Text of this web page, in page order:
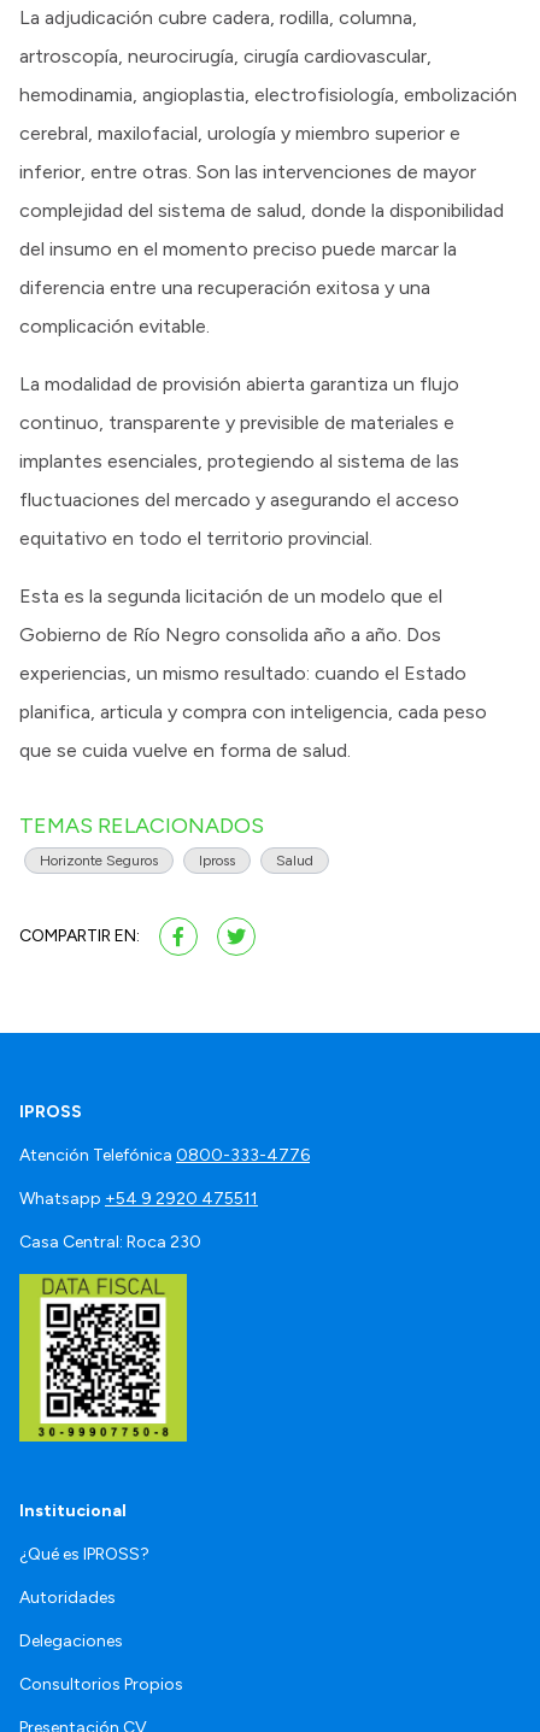
La adjudicación cubre cadera, rodilla, columna,
artroscopía, neurocirugía, cirugía cardiovascular,
hemodinamia, angioplastia, electrofisiología, embolización
cerebral, maxilofacial, urología y miembro superior e
inferior, entre otras. Son las intervenciones de mayor
complejidad del sistema de salud, donde la disponibilidad
del insumo en el momento preciso puede marcar la
diferencia entre una recuperación exitosa y una
complicación evitable.
La modalidad de provisión abierta garantiza un flujo
continuo, transparente y previsible de materiales e
implantes esenciales, protegiendo al sistema de las
fluctuaciones del mercado y asegurando el acceso
equitativo en todo el territorio provincial.
Esta es la segunda licitación de un modelo que el
Gobierno de Río Negro consolida año a año. Dos
experiencias, un mismo resultado: cuando el Estado
planifica, articula y compra con inteligencia, cada peso
que se cuida vuelve en forma de salud.
TEMAS RELACIONADOS
Horizonte Seguros Ipross Salud
COMPARTIR EN:
IPROSS
Atención Telefónica 0800-333-4776
Whatsapp +54 9 2920 475511
Casa Central: Roca 230
Institucional
¿Qué es IPROSS?
Autoridades
Delegaciones
Consultorios Propios
Presentación CV